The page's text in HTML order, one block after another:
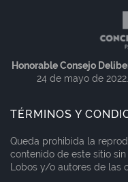
Honorable Consejo
24 de mayo de
TÉRMINOS Y
Queda prohibida la
contenido de este sitio
Lobos y/o autores de las